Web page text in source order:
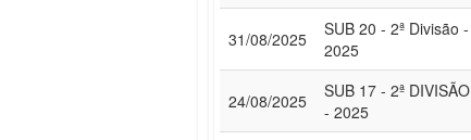
31/08/2025
SUB 20 - 2ª Divisão -
2025
24/08/2025
SUB 17 - 2ª DIVISÃO
- 2025